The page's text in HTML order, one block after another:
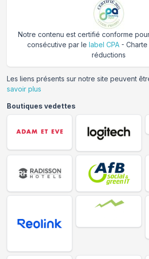
Notre contenu est certifié conforme
consécutive par le label CPA -
réductions
Les liens présents sur notre site peuvent
savoir plus
Boutiques vedettes